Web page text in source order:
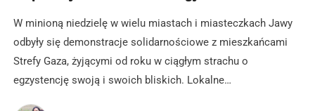
W minioną niedzielę w wielu miastach i miasteczkach Jawy
odbyły się demonstracje solidarnościowe z mieszkańcami
Strefy Gaza, żyjącymi od roku w ciągłym strachu o
egzystencję swoją i swoich bliskich. Lokalne…